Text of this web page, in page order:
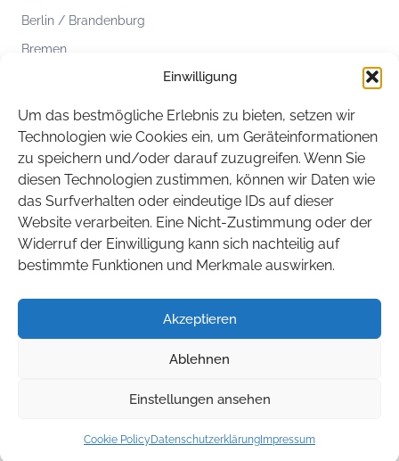
Einwilligung
Um das bestmögliche Erlebnis zu bieten, setzen wir
Technologien wie Cookies ein, um Geräteinformationen
zu speichern und/oder darauf zuzugreifen. Wenn Sie
diesen Technologien zustimmen, können wir Daten wie
das Surfverhalten oder eindeutige IDs auf dieser
Website verarbeiten. Eine Nicht-Zustimmung oder der
Widerruf der Einwilligung kann sich nachteilig auf
bestimmte Funktionen und Merkmale auswirken.
Akzeptieren
Ablehnen
Einstellungen ansehen
Cookie Policy Datenschutzerklärung Impressum
Berlin / Brandenburg
Bremen
Mecklenburg-Vorpommern
Niedersachsen
Nordrhein-Westfalen
Rheinland-Pfalz
Saarland
© 2026 BITEG. Alle Rechte vorbehalten.